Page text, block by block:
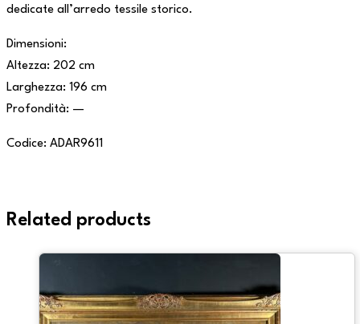
dedicate all’arredo tessile storico.
Dimensioni:
Altezza: 202 cm
Larghezza: 196 cm
Profondità: —
Codice: ADAR9611
Related products